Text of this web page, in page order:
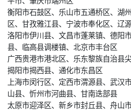
衡阳市石鼓区、乐山市五通桥区、湖
区、甘孜雅江县、宁波市奉化区、辽
洛阳市伊川县、文昌市蓬莱镇、德阳
县、临高县调楼镇、北京市丰台区
广西贵港市港北区、乐东黎族自治县
揭阳市揭西县、通化市东昌区
上海市闵行区、定西市渭源县、武汉
山县、忻州市河曲县、甘南迭部县
太原市迎泽区、新乡市封丘县、舟山